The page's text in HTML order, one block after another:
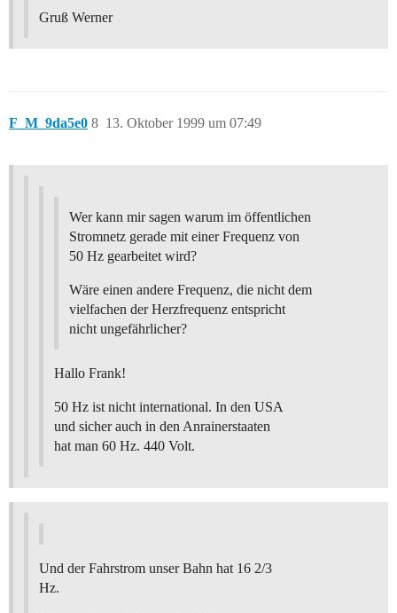
Gruß Werner
F_M_9da5e0 13. Oktober 1999 um 07:49
8
Wer kann mir sagen warum im öffentlichen
Stromnetz gerade mit einer Frequenz von
50 Hz gearbeitet wird?
Wäre einen andere Frequenz, die nicht dem
vielfachen der Herzfrequenz entspricht
nicht ungefährlicher?
Hallo Frank!
50 Hz ist nicht international. In den USA
und sicher auch in den Anrainerstaaten
hat man 60 Hz. 440 Volt.
Und der Fahrstrom unser Bahn hat 16 2/3
Hz.